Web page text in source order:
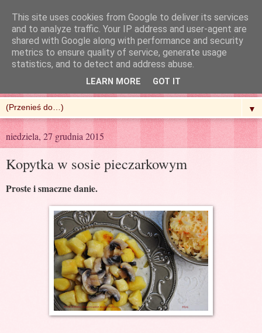
R'n'G Kitchen
▼
niedziela, 27 grudnia 2015
Kopytka w sosie pieczarkowym
Proste i smaczne danie.
This site uses cookies from Google to deliver its services
and to analyze traffic. Your IP address and user-agent are
shared with Google along with performance and security
metrics to ensure quality of service, generate usage
statistics, and to detect and address abuse.
LEARN MORE GOT IT